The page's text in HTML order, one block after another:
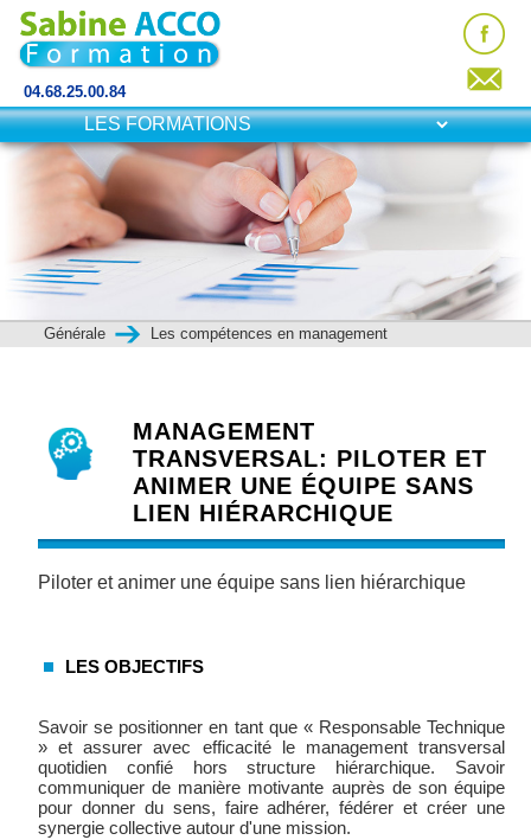
04.68.25.00.84
Générale Les compétences en management
MANAGEMENT
TRANSVERSAL: PILOTER ET
ANIMER UNE ÉQUIPE SANS
LIEN HIÉRARCHIQUE
Piloter et animer une équipe sans lien hiérarchique
LES OBJECTIFS
Savoir se positionner en tant que « Responsable Technique
» et assurer avec efficacité le management transversal
quotidien confié hors structure hiérarchique. Savoir
communiquer de manière motivante auprès de son équipe
pour donner du sens, faire adhérer, fédérer et créer une
synergie collective autour d'une mission.